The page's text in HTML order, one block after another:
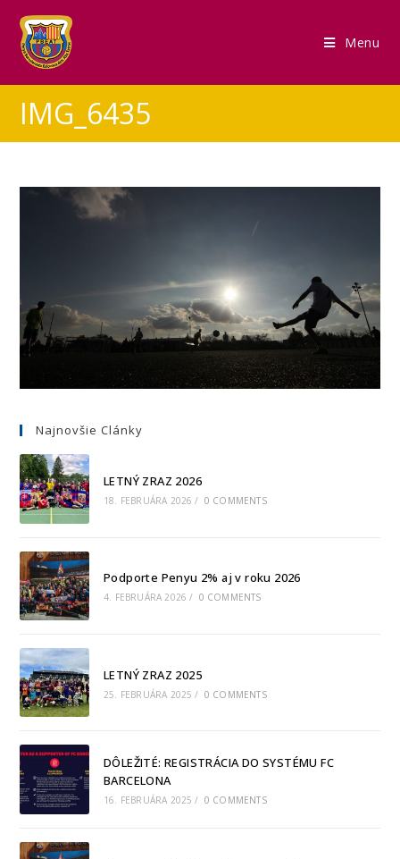
Menu
IMG_6435
Najnovšie Clánky
LETNÝ ZRAZ 2026
18. FEBRUÁRA 2026 / 0 COMMENTS
Podporte Penyu 2% aj v roku 2026
4. FEBRUÁRA 2026 / 0 COMMENTS
LETNÝ ZRAZ 2025
25. FEBRUÁRA 2025 / 0 COMMENTS
DÔLEŽITÉ: REGISTRÁCIA DO SYSTÉMU FC
BARCELONA
16. FEBRUÁRA 2025 / 0 COMMENTS